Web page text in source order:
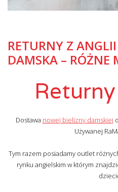
RETURNY Z
DAMSKA – RÓŻNE
Dostawa nowej bielizny damskiej
Używanej
Tym razem posiadamy outlet
rynku angielskim w którym